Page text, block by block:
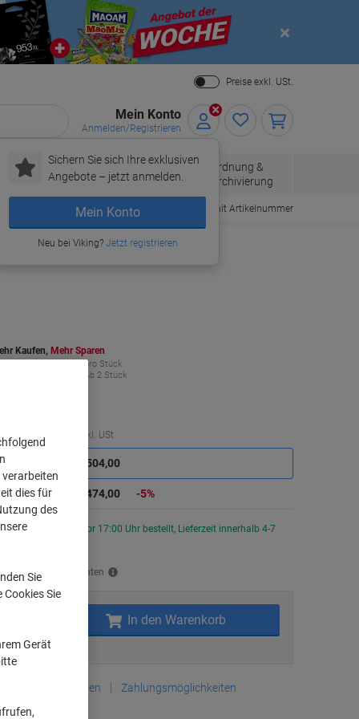
Close
Preise exkl. USt.
Mein Konto
Anmelden/Registrieren
Sichern Sie sich Ihre exklusiven
Angebote – jetzt anmelden.
Mein Konto
Neu bei Viking?Jetzt registrieren
Papier, Versand
& Pakete
Bürobedarf
Ordnung &
Archivierung
Bestellen mit Artikelnummer
Kaufen, Mehr Sparen
pro Stück
Ab 2 Stück
Menge exkl. USt
€ 504,00
Stück € 474,00 -5%
Aktuell verfügbar
Vor 17:00 Uhr bestellt, Lieferzeit innerhalb 4-7
durch Lieferanten
In den Warenkorb
Zu einer Liste
Lieferinformationen Zahlungsmöglichkeiten
dies für
des
Sie
Sie
Gerät